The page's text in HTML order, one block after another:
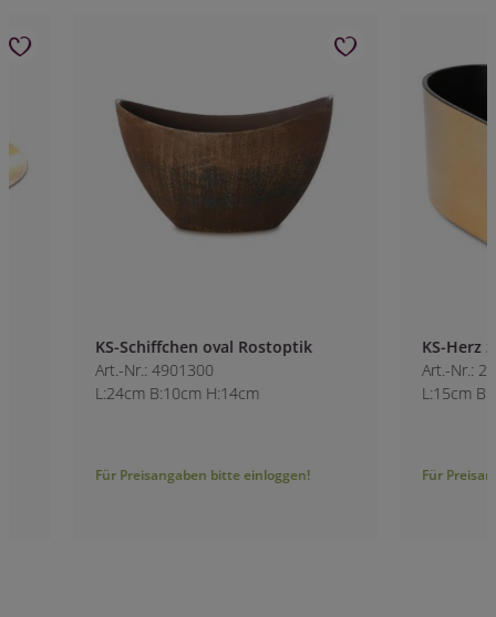
KS-Schiffchen oval Rostoptik
Art.-Nr.: 4901300
L:24cm B:10cm H:14cm
Für Preisangaben bitte einloggen!
KS-Herz zum
Art.-Nr.: 2251200-
L:15cm B:15cm
Für Preisangaben